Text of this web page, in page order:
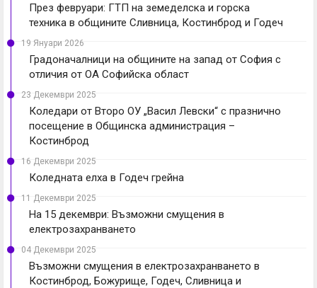
През февруари: ГТП на земеделска и горска
техника в общините Сливница, Костинброд и Годеч
19 Януари 2026
Градоначалници на общините на запад от София с
отличия от ОА Софийска област
23 Декември 2025
Коледари от Второ ОУ „Васил Левски“ с празнично
посещение в Общинска администрация –
Костинброд
16 Декември 2025
Коледната елха в Годеч грейна
11 Декември 2025
На 15 декември: Възможни смущения в
електрозахранването
04 Декември 2025
Възможни смущения в електрозахранването в
Костинброд, Божурище, Годеч, Сливница и